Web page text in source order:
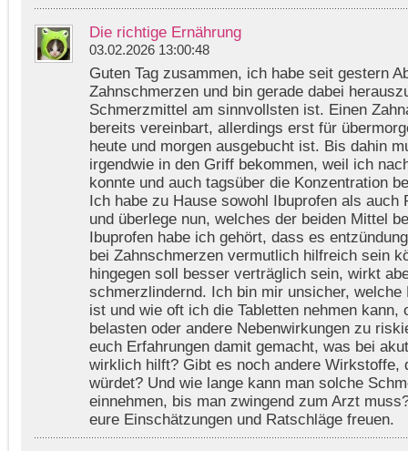
Die richtige Ernährung
03.02.2026 13:00:48
Guten Tag zusammen, ich habe seit gestern
Zahnschmerzen und bin gerade dabei
Schmerzmittel am sinnvollsten ist. Einen
bereits vereinbart, allerdings erst für
heute und morgen ausgebucht ist. Bis dahin
irgendwie in den Griff bekommen, weil ich
konnte und auch tagsüber die Konzentration
Ich habe zu Hause sowohl Ibuprofen als auch
und überlege nun, welches der beiden Mittel
Ibuprofen habe ich gehört, dass es
bei Zahnschmerzen vermutlich hilfreich sein
hingegen soll besser verträglich sein, wirkt
schmerzlindernd. Ich bin mir unsicher, welche
ist und wie oft ich die Tabletten nehmen kann,
belasten oder andere Nebenwirkungen zu
euch Erfahrungen damit gemacht, was bei
wirklich hilft? Gibt es noch andere Wirkstoffe,
würdet? Und wie lange kann man solche
einnehmen, bis man zwingend zum Arzt
eure Einschätzungen und Ratschläge freuen.